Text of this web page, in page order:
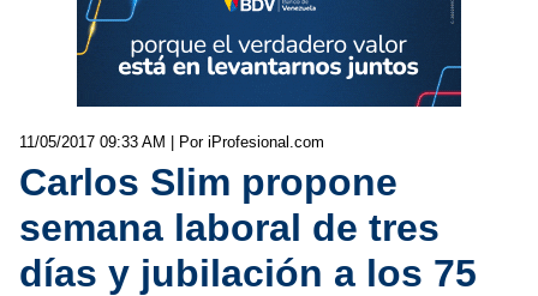
11/05/2017 09:33 AM | Por iProfesional.com
Carlos Slim propone
semana laboral de tres
días y jubilación a los 75